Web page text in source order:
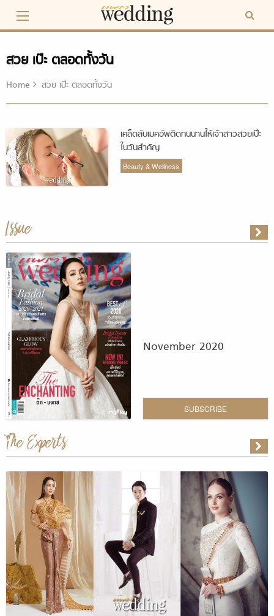
content
สวย เป๊ะ ตลอดทั้งวัน
Home สวย เป๊ะ ตลอดทั้งวัน
เคล็ดลับเมคอัพติดทนนานให้เจ้าสาวสวยเป๊ะ
ในวันสำคัญ
Beauty & Wellness
Issue
November 2020
SUBSCRIBE
The Experts